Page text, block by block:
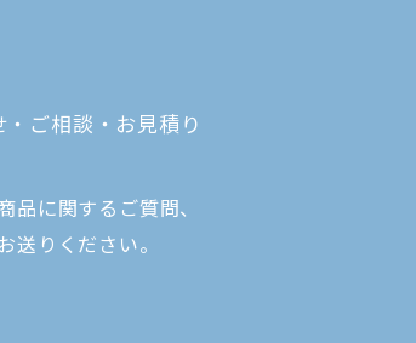
ご相談・お見積り
に関するご質問、
りください。